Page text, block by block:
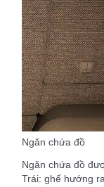
Ngăn chứa đồ
Ngăn chứa đồ
Trái: ghế hướng